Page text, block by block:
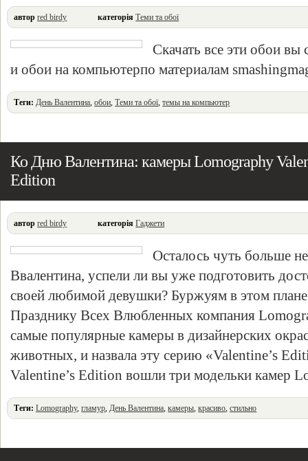
автор red birdy категорія Теми та обої
Скачать все эти обои
и обои на компьютерпо материалам
Теги: День Валентина,обои,Теми та обої,темы на компьютер
Ко Дню Валентина: камеры Lomography
Edition
автор red birdy категорія Гаджети
Осталось чуть больше
Ввалентина, успели ли вы уже подготовить
своей любимой девушки? Буржуям в этом плане
Празднику Всех Влюбленных компания
самые популярные камеры в дизайнерских
животных, и назвала эту серию «Valentine’s
Valentine’s Edition вошли три модельки камер
Теги: Lomography,гламур,День Валентина,камеры,красиво,стильно